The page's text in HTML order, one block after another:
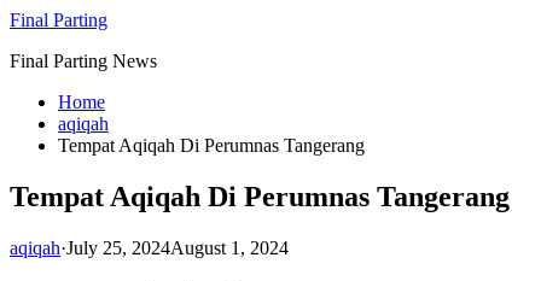
Skip
content
Final Parting
Final Parting News
Home
aqiqah
Tempat Aqiqah Di Perumnas Tangerang
Tempat Aqiqah Di Perumnas Tangerang
aqiqah·July 25, 2024August 1, 2024